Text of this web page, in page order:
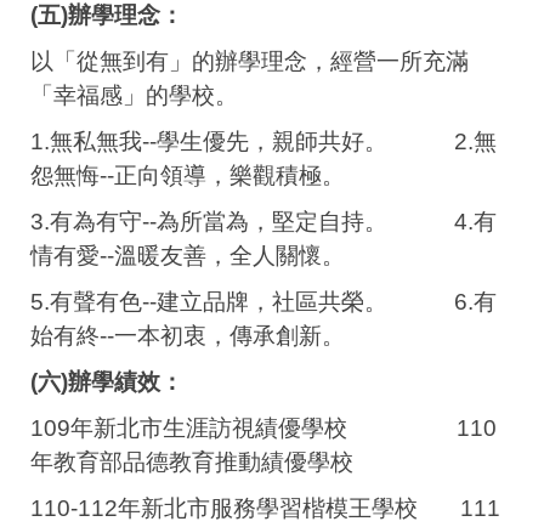
(五)辦學理念：
以「從無到有」的辦學理念，經營一所充滿
「幸福感」的學校。
1.無私無我--學生優先，親師共好。 2.無
怨無悔--正向領導，樂觀積極。
3.有為有守--為所當為，堅定自持。 4.有
情有愛--溫暖友善，全人關懷。
5.有聲有色--建立品牌，社區共榮。 6.有
始有終--一本初衷，傳承創新。
(六)辦學績效：
109年新北市生涯訪視績優學校 110
年教育部品德教育推動績優學校
110-112年新北市服務學習楷模王學校 111